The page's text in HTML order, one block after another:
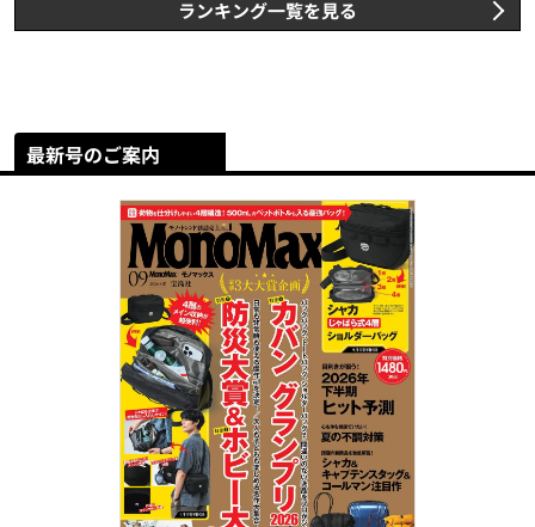
ランキング一覧を見る
最新号のご案内